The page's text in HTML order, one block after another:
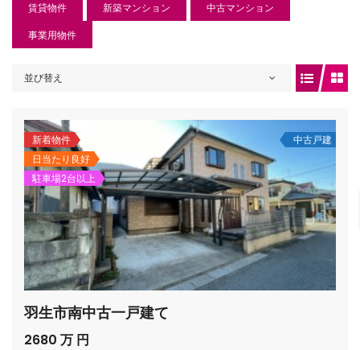
賃貸物件
新築マンション
中古マンション
事業用物件
並び替え
新着物件
日当たり良好
駐車場2台以上
中古戸建
羽生市南中古一戸建て
2680 万 円
top-
manager/wp-